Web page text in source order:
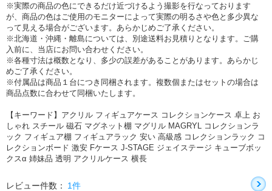
※実際の商品の色にできるだけ近づけるよう撮影を行なっております
が、商品の色はご使用のモニターによって実際の明るさや色と多少異な
って見える場合がございます。あらかじめご了承ください。
※北海道・沖縄・離島については、別途送料お見積りとなります。ご購
入前に、当店にお問い合わせください。
※各種寸法は概数となり、多少の誤差があることがあります。あらかじ
めご了承ください。
※付属品は商品１台につき同梱されます。複数個またはセットの場合は
商品点数に合わせて同梱いたします。
【キーワード】アクリル フィギュアケース コレクションケース 卓上 お
しゃれ スチール 磁石 マグネット棚 マグリル MAGRYL コレクションラ
ック フィギュア棚 フィギュアラック 安い 高級感 コレクションラック コ
レクションボード 激安 Fケース J-STAGE ジェイステージ キューブボッ
クスα 姉妹品 透明 アクリルケース 横長
レビュー件数： 1件